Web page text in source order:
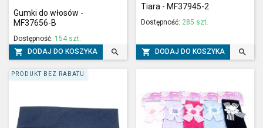
Gumki do włosów -
MF37656-B
Dostępność: 154 szt.
 DODAJ DO KOSZYKA 
Tiara - MF37945-2
Dostępność: 285 szt.
 DODAJ DO KOSZYKA 
PRODUKT BEZ RABATU